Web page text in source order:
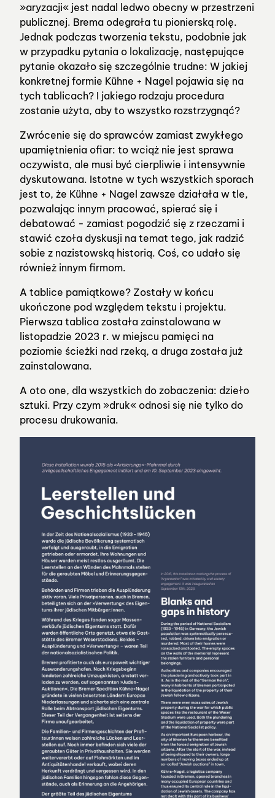
»aryzacji« jest nadal ledwo obecny w przestrzeni
publicznej. Brema odegrała tu pionierską rolę.
Jednak podczas tworzenia tekstu, podobnie jak
w przypadku pytania o lokalizację, następujące
pytanie okazało się szczególnie trudne: W jakiej
konkretnej formie Kühne + Nagel pojawia się na
tych tablicach? I jakiego rodzaju procedura
zostanie użyta, aby to wszystko rozstrzygnąć?
Zwrócenie się do sprawców zamiast zwykłego
upamiętnienia ofiar: to wciąż nie jest sprawa
oczywista, ale musi być cierpliwie i intensywnie
dyskutowana. Istotne w tych wszystkich sporach
jest to, że Kühne + Nagel zawsze działała w tle,
pozwalając innym pracować, spierać się i
debatować - zamiast pogodzić się z rzeczami i
stawić czoła dyskusji na temat tego, jak radzić
sobie z nazistowską historią. Coś, co udało się
również innym firmom.
A tablice pamiątkowe? Zostały w końcu
ukończone pod względem tekstu i projektu.
Pierwsza tablica została zainstalowana w
listopadzie 2023 r. w miejscu pamięci na
poziomie ścieżki nad rzeką, a druga została już
zainstalowana.
A oto one, dla wszystkich do zobaczenia: dzieło
sztuki. Przy czym »druk« odnosi się nie tylko do
procesu drukowania.